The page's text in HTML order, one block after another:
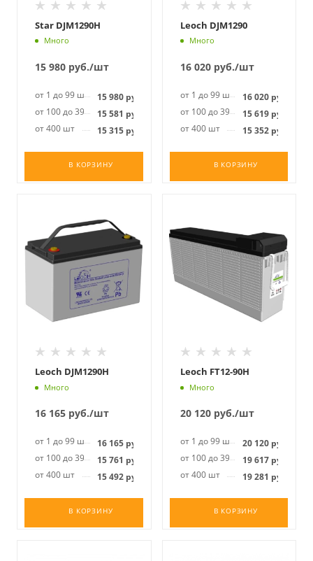
Star DJM1290H
Много
15 980 руб./шт
от 1 до 99 шт 15 980 руб.
от 100 до 399 шт15 581 руб.
от 400 шт
15 315 руб.
В КОРЗИНУ
Leoch DJM1290
Много
16 020руб./шт
от 1 до 99 шт 16 020руб.
от 100 до 399 шт15 619руб.
от 400 шт
15 352руб.
В КОРЗИНУ
Leoch DJM1290H
Много
16 165 руб./шт
от 1 до 99 шт 16 165 руб.
от 100 до 399 шт15 761 руб.
от 400 шт
15 492 руб.
В КОРЗИНУ
Leoch FT12-90H
Много
20 120руб./шт
от 1 до 99 шт 20 120руб.
от 100 до 399 шт19 617руб.
от 400 шт
19 281 руб.
В КОРЗИНУ